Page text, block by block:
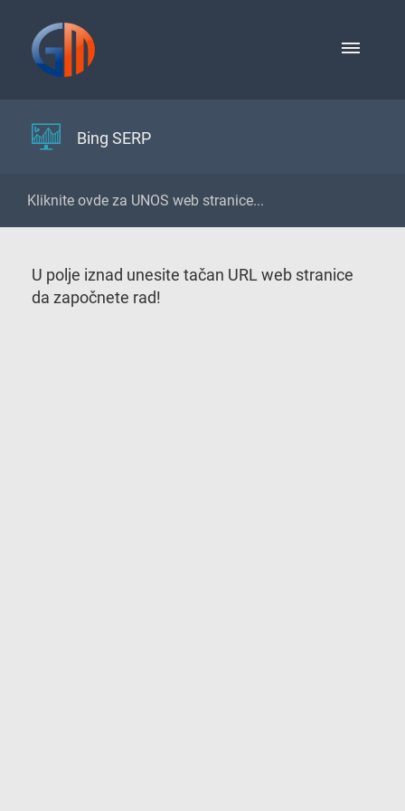
Bing SERP
U polje iznad unesite tačan URL web stranice
da započnete rad!